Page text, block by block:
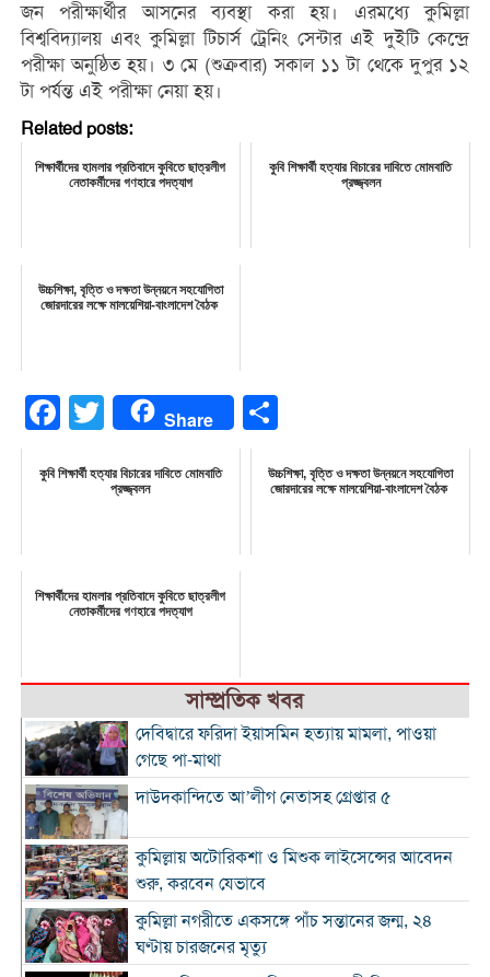
জন পরীক্ষার্থীর আসনের ব্যবস্থা করা হয়। এরমধ্যে কুমিল্লা
বিশ্ববিদ্যালয় এবং কুমিল্লা টিচার্স ট্রেনিং সেন্টার এই দুইটি কেন্দ্রে
পরীক্ষা অনুষ্ঠিত হয়। ৩ মে (শুক্রবার) সকাল ১১ টা থেকে দুপুর ১২
টা পর্যন্ত এই পরীক্ষা নেয়া হয়।
Related posts:
শিক্ষার্থীদের হামলার প্রতিবাদে কুবিতে ছাত্রলীগ
নেতাকর্মীদের গণহারে পদত্যাগ
কুবি শিক্ষার্থী হত্যার বিচারের দাবিতে মোমবাতি
প্রজ্জ্বলন
উচ্চশিক্ষা, বৃত্তি ও দক্ষতা উন্নয়নে সহযোগিতা
জোরদারের লক্ষে মালয়েশিয়া-বাংলাদেশ বৈঠক
Facebook
Twitter Share
কুবি শিক্ষার্থী হত্যার বিচারের দাবিতে মোমবাতি
প্রজ্জ্বলন
উচ্চশিক্ষা, বৃত্তি ও দক্ষতা উন্নয়নে সহযোগিতা
জোরদারের লক্ষে মালয়েশিয়া-বাংলাদেশ বৈঠক
শিক্ষার্থীদের হামলার প্রতিবাদে কুবিতে ছাত্রলীগ
নেতাকর্মীদের গণহারে পদত্যাগ
সাম্প্রতিক খবর
দেবিদ্বারে ফরিদা ইয়াসমিন হত্যায় মামলা, পাওয়া
গেছে পা-মাথা
দাউদকান্দিতে আ’লীগ নেতাসহ গ্রেপ্তার ৫
কুমিল্লায় অটোরিকশা ও মিশুক লাইসেন্সের আবেদন
শুরু, করবেন যেভাবে
কুমিল্লা নগরীতে একসঙ্গে পাঁচ সন্তানের জন্ম, ২৪
ঘণ্টায় চারজনের মৃত্যু